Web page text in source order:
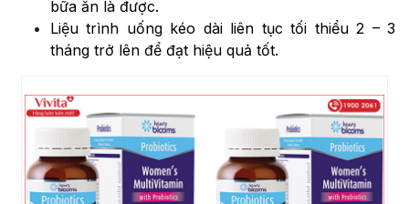
bữa ăn là được.
Liệu trình uống kéo dài liên tục tối thiểu 2 – 3
tháng trở lên để đạt hiệu quả tốt.